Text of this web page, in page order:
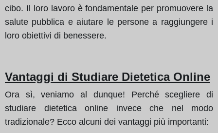
cibo. Il loro lavoro è fondamentale per promuovere la
salute pubblica e aiutare le persone a raggiungere i
loro obiettivi di benessere.
Vantaggi di Studiare Dietetica Online
Ora sì, veniamo al dunque! Perché scegliere di
studiare dietetica online invece che nel modo
tradizionale? Ecco alcuni dei vantaggi più importanti: